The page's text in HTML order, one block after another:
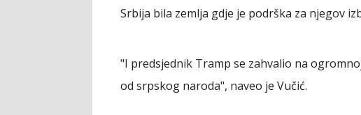
Srbija bila zemlja gdje je podrška za njegov
"I predsjednik Tramp se zahvalio na
od srpskog naroda", naveo je Vučić.